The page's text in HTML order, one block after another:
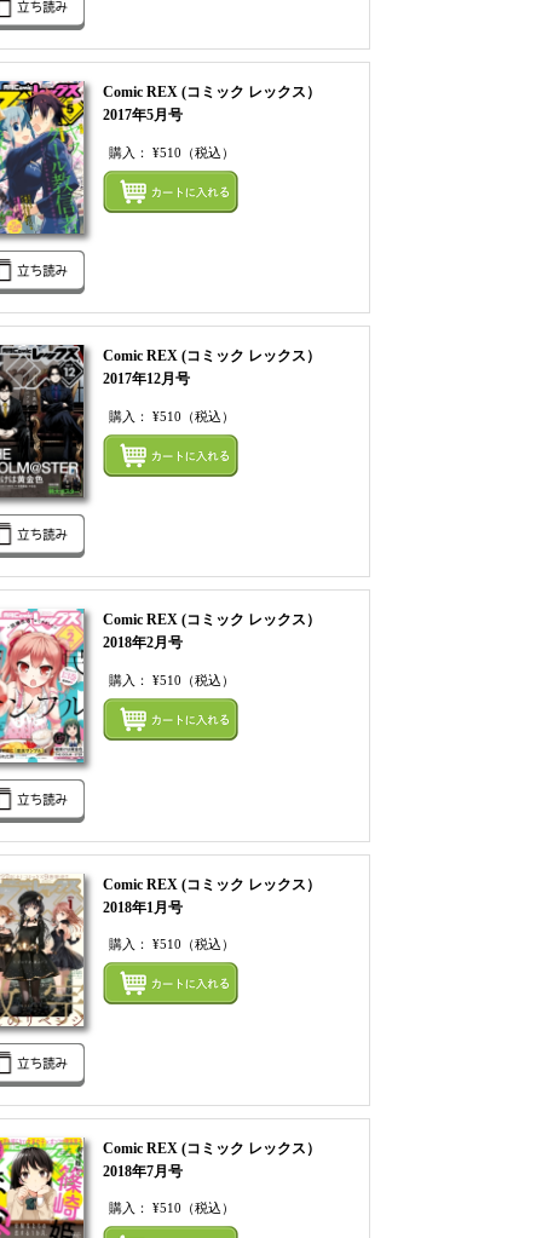
てカートにいれる
Comic REX (コミック レックス）
2017年5月号
購入：¥510 （税込）
てカートにいれる
Comic REX (コミック レックス）
2017年12月号
購入：¥510 （税込）
てカートにいれる
Comic REX (コミック レックス）
2018年2月号
購入：¥510 （税込）
てカートにいれる
Comic REX (コミック レックス）
2018年1月号
購入：¥510 （税込）
Comic REX (コミック レックス）
2018年7月号
購入：¥510 （税込）